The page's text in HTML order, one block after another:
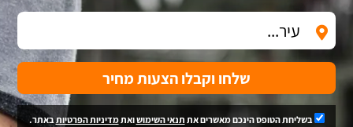
שלחו וקבלו הצעות מחיר
בשליחת הטופס הינכם מאשרים את תנאי השימושואתמדיניות הפרטיותבאתר.